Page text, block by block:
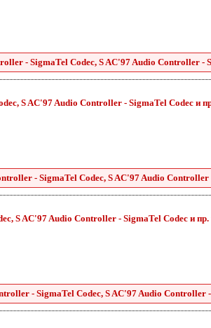
- SigmaTel Codec, S AC'97 Audio Controller -
S AC'97 Audio Controller - SigmaTel Codec и
- SigmaTel Codec, S AC'97 Audio Controller
S AC'97 Audio Controller - SigmaTel Codec и пр.
- SigmaTel Codec, S AC'97 Audio Controller